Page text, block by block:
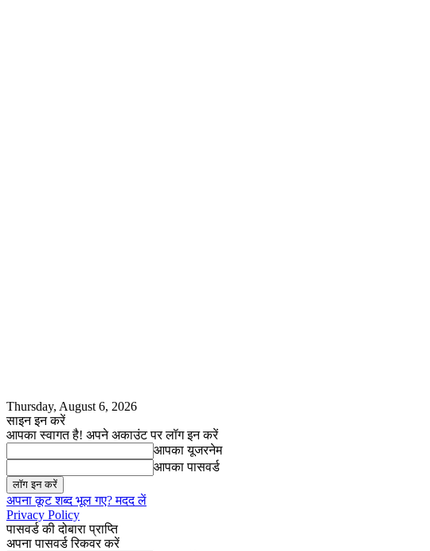
Thursday, August 6, 2026
साइन इन करें
आपका स्वागत है! अपने अकाउंट पर लॉग इन करें
आपका यूजरनेम
आपका पासवर्ड
अपना कूट शब्द भूल गए? मदद लें
Privacy Policy
पासवर्ड की दोबारा प्राप्ति
अपना पासवर्ड रिकवर करें